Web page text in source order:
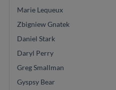
Marie Lequeux
Zbigniew Gnatek
Daniel Stark
Daryl Perry
Greg Smallman
Gyspsy Bear